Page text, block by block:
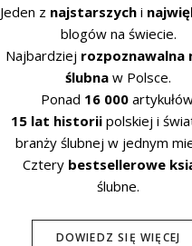
Jeden z najstarszych i
blogów na świecie.
Najbardziej rozpoznawalna
ślubna w Polsce.
Ponad 16 000
15 lat historiipolskiej i
branży ślubnej w jednym
Cztery bestsellerowe
ślubne.
DOWIEDZ SIĘ WIĘCEJ